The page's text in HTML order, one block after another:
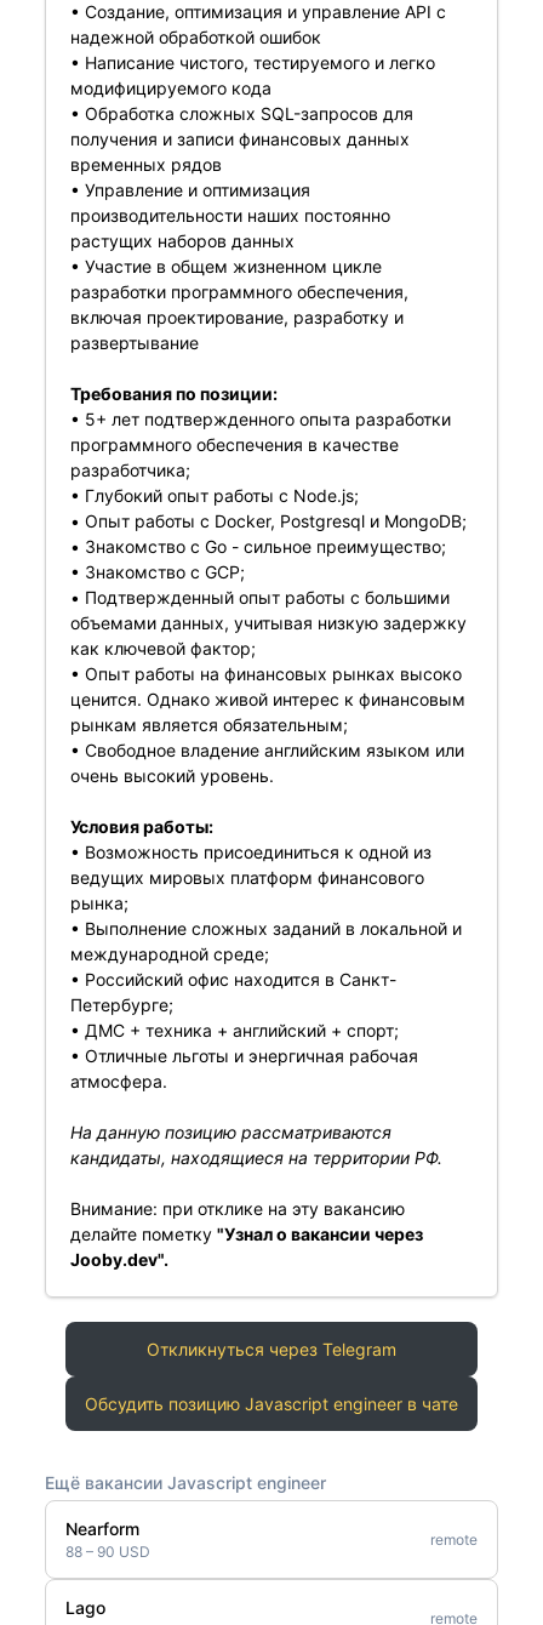
• Создание, оптимизация и управление API с
надежной обработкой ошибок
• Написание чистого, тестируемого и легко
модифицируемого кода
• Обработка сложных SQL-запросов для
получения и записи финансовых данных
временных рядов
• Управление и оптимизация
производительности наших постоянно
растущих наборов данных
• Участие в общем жизненном цикле
разработки программного обеспечения,
включая проектирование, разработку и
развертывание
Требования по позиции:
• 5+ лет подтвержденного опыта разработки
программного обеспечения в качестве
разработчика;
• Глубокий опыт работы с Node.js;
• Опыт работы с Docker, Postgresql и MongoDB;
• Знакомство с Go - сильное преимущество;
• Знакомство с GCP;
• Подтвержденный опыт работы с большими
объемами данных, учитывая низкую задержку
как ключевой фактор;
• Опыт работы на финансовых рынках высоко
ценится. Однако живой интерес к финансовым
рынкам является обязательным;
• Свободное владение английским языком или
очень высокий уровень.
Условия работы:
• Возможность присоединиться к одной из
ведущих мировых платформ финансового
рынка;
• Выполнение сложных заданий в локальной и
международной среде;
• Российский офис находится в Санкт-
Петербурге;
• ДМС + техника + английский + спорт;
• Отличные льготы и энергичная рабочая
атмосфера.
На данную позицию рассматриваются
кандидаты, находящиеся на территории РФ.
Внимание: при отклике на эту вакансию
делайте пометку "Узнал о вакансии через
Jooby.dev".
Откликнуться через Telegram
Обсудить позицию Javascript engineer в чате
Ещё вакансии Javascript engineer
Nearform
88 – 90 USD
remote
Lago remote